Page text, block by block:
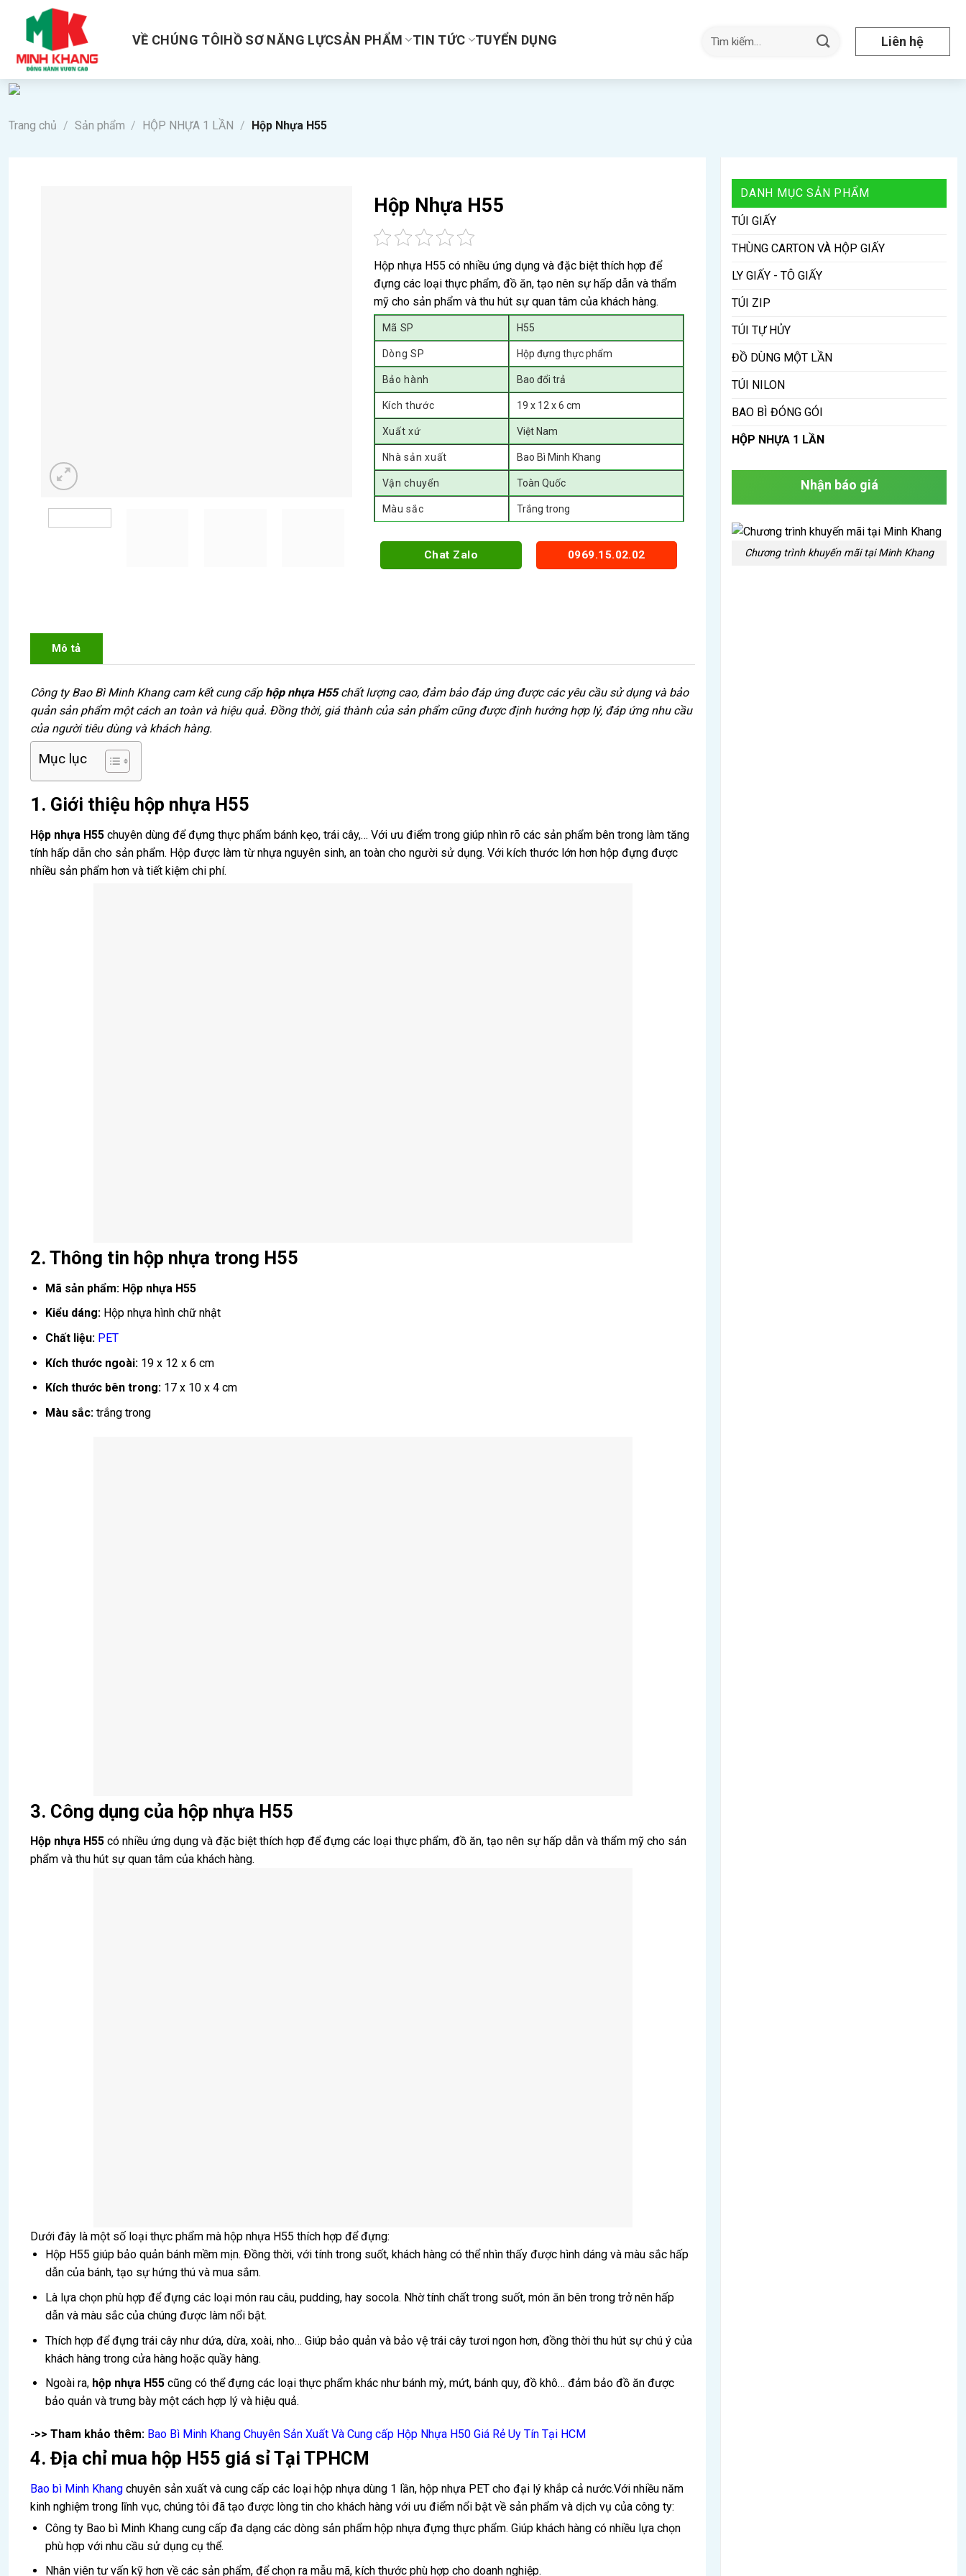
content
VỀ CHÚNG TÔIHỒ SƠ NĂNG LỰCSẢN PHẨM TIN TỨC TUYỂN DỤNG
Tìm
Liên hệ
Trang chủ / Sản phẩm / HỘP NHỰA 1 LẦN / Hộp Nhựa H55
Hộp Nhựa H55
Hộp nhựa H55 có nhiều ứng dụng và đặc biệt thích hợp để
đựng các loại thực phẩm, đồ ăn, tạo nên sự hấp dẫn và thẩm
mỹ cho sản phẩm và thu hút sự quan tâm của khách hàng.
Mã SP H55
Dòng SP Hộp đựng thực phẩm
Bảo hành Bao đổi trả
Kích thước 19 x 12 x 6 cm
Xuất xứ Việt Nam
Nhà sản xuất Bao Bì Minh Khang
Vận chuyển Toàn Quốc
Màu sắc Trắng trong
Chat Zalo 0969.15.02.02
Mô tả
Công ty Bao Bì Minh Khang cam kết cung cấp hộp nhựa H55chất lượng cao, đảm bảo đáp ứng được các yêu cầu sử dụng và bảo
quản sản phẩm một cách an toàn và hiệu quả. Đồng thời, giá thành của sản phẩm cũng được định hướng hợp lý, đáp ứng nhu cầu
của người tiêu dùng và khách hàng.
Mục lục
1. Giới thiệu hộp nhựa H55
Hộp nhựa H55 chuyên dùng để đựng thực phẩm bánh kẹo, trái cây,… Với ưu điểm trong giúp nhìn rõ các sản phẩm bên trong làm tăng
tính hấp dẫn cho sản phẩm. Hộp được làm từ nhựa nguyên sinh, an toàn cho người sử dụng. Với kích thước lớn hơn hộp đựng được
nhiều sản phẩm hơn và tiết kiệm chi phí.
2. Thông tin hộp nhựa trong H55
Mã sản phẩm: Hộp nhựa H55
Kiểu dáng:Hộp nhựa hình chữ nhật
Chất liệu: PET
Kích thước ngoài:19 x 12 x 6 cm
Kích thước bên trong:17 x 10 x 4 cm
Màu sắc:trắng trong
3. Công dụng của hộp nhựa H55
Hộp nhựa H55 có nhiều ứng dụng và đặc biệt thích hợp để đựng các loại thực phẩm, đồ ăn, tạo nên sự hấp dẫn và thẩm mỹ cho sản
phẩm và thu hút sự quan tâm của khách hàng.
Dưới đây là một số loại thực phẩm mà hộp nhựa H55 thích hợp để đựng:
Hộp H55 giúp bảo quản bánh mềm mịn. Đồng thời, với tính trong suốt, khách hàng có thể nhìn thấy được hình dáng và màu sắc hấp
dẫn của bánh, tạo sự hứng thú và mua sắm.
Là lựa chọn phù hợp để đựng các loại món rau câu, pudding, hay socola. Nhờ tính chất trong suốt, món ăn bên trong trở nên hấp
dẫn và màu sắc của chúng được làm nổi bật.
Thích hợp để đựng trái cây như dứa, dừa, xoài, nho… Giúp bảo quản và bảo vệ trái cây tươi ngon hơn, đồng thời thu hút sự chú ý của
khách hàng trong cửa hàng hoặc quầy hàng.
Ngoài ra, hộp nhựa H55cũng có thể đựng các loại thực phẩm khác như bánh mỳ, mứt, bánh quy, đồ khô… đảm bảo đồ ăn được
bảo quản và trưng bày một cách hợp lý và hiệu quả.
->> Tham khảo thêm: Bao Bì Minh Khang Chuyên Sản Xuất Và Cung cấp Hộp Nhựa H50 Giá Rẻ Uy Tín Tại HCM
4. Địa chỉ mua hộp H55 giá sỉ Tại TPHCM
Bao bì Minh Khang chuyên sản xuất và cung cấp các loại hộp nhựa dùng 1 lần, hộp nhựa PET cho đại lý khắp cả nước.Với nhiều năm
kinh nghiệm trong lĩnh vục, chúng tôi đã tạo được lòng tin cho khách hàng với ưu điểm nổi bật về sản phẩm và dịch vụ của công ty:
Công ty Bao bì Minh Khang cung cấp đa dạng các dòng sản phẩm hộp nhựa đựng thực phẩm. Giúp khách hàng có nhiều lựa chọn
phù hợp với nhu cầu sử dụng cụ thể.
Nhân viên tư vấn kỹ hơn về các sản phẩm, để chọn ra mẫu mã, kích thước phù hợp cho doanh nghiệp.
DANH MỤC SẢN PHẨM
TÚI GIẤY
THÙNG CARTON VÀ HỘP GIẤY
LY GIẤY - TÔ GIẤY
TÚI ZIP
TÚI TỰ HỦY
ĐỒ DÙNG MỘT LẦN
TÚI NILON
BAO BÌ ĐÓNG GÓI
HỘP NHỰA 1 LẦN
Nhận báo giá
Chương trình khuyến mãi tại Minh Khang